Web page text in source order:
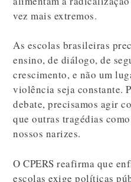
vez mais extremos.
As escolas brasileiras
ensino, de diálogo, de
crescimento, e não um
violência seja constante.
debate, precisamos agir
que outras tragédias
nossos narizes.
O CPERS reafirma que
escolas exige políticas